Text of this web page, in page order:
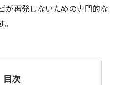
が再発しないための専門的な
目次